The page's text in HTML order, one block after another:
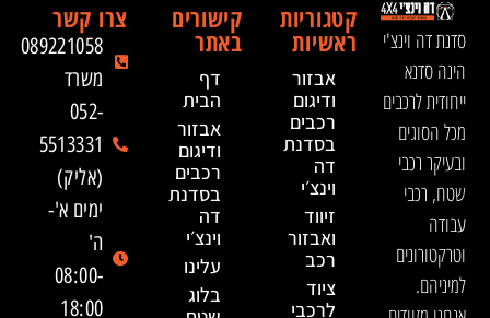
סדנת דה וינצ'י
הינה סדנא
ייחודית לרכבים
מכל הסוגים
ובעיקר רכבי
שטח, רכבי
עבודה
וטרקטורונים
למיניהם.
קטגוריות
ראשיות
אבזור
ודיגום
רכבים
בסדנת
דה
וינצ׳י
זיווד
ואבזור
רכב
ציוד
לרכבי
קישורים
באתר
דף
הבית
אבזור
ודיגום
רכבים
בסדנת
דה
וינצ׳י
עלינו
בלוג
צרו קשר
089221058
משרד
052-
5513331
(אליק)
ימים א'-
ה'
08:00-
18:00